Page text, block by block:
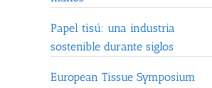
Papel tisú: una industria
sostenible durante siglos
European Tissue Symposium